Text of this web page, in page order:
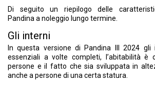
Di seguito un riepilogo delle
Pandina a noleggio lungo termine.
Gli interni
In questa versione di Pandina III 2024
essenziali a volte completi, l’abitabilità è
persone e il fatto che sia sviluppata in
anche a persone di una certa statura.